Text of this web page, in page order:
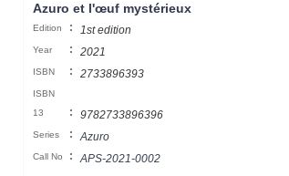
Azuro et l'œuf mystérieux
Edition : 1st edition
Year : 2021
ISBN : 2733896393
ISBN
13
: 9782733896396
Series : Azuro
Call No : APS-2021-0002